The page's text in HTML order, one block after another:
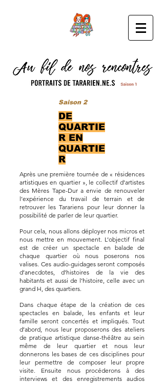
Saison 2
DE
QUARTIE
R EN
QUARTIE
R
Après une première tournée de « résidences
artistiques en quartier », le collectif d’artistes
des Mères Tape-Dur a envie de renouveler
l’expérience du travail de terrain et de
retrouver les Tarariens pour leur donner la
possibilité de parler de leur quartier.
Pour cela, nous allons déployer nos micros et
nous mettre en mouvement. L’objectif final
est de créer un spectacle en balade de
chaque quartier où nous poserons nos
valises. Ces audio-guidages seront composés
d’anecdotes, d’histoires de la vie des
habitants et aussi de l’histoire, celle avec un
grand H, des quartiers.
Dans chaque étape de la création de ces
spectacles en balade, les enfants et leur
famille seront concertés et impliqués. Tout
d’abord, nous leur proposerons des ateliers
de pratique artistique danse-théâtre au sein
même de leur quartier et nous leur
donnerons les bases de ces disciplines pour
leur permettre de composer leur propre
visite. Ensuite nous procéderons à des
interviews et des enregistrements audios